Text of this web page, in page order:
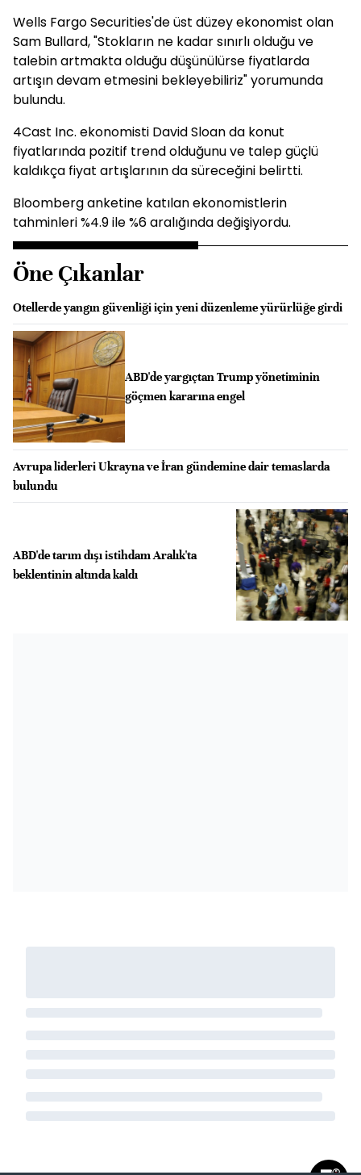
Wells Fargo Securities'de üst düzey ekonomist olan
Sam Bullard, "Stokların ne kadar sınırlı olduğu ve
talebin artmakta olduğu düşünülürse fiyatlarda
artışın devam etmesini bekleyebiliriz" yorumunda
bulundu.
4Cast Inc. ekonomisti David Sloan da konut
fiyatlarında pozitif trend olduğunu ve talep güçlü
kaldıkça fiyat artışlarının da süreceğini belirtti.
Bloomberg anketine katılan ekonomistlerin
tahminleri %4.9 ile %6 aralığında değişiyordu.
Öne Çıkanlar
Otellerde yangın güvenliği için yeni düzenleme yürürlüğe girdi
ABD'de yargıçtan Trump yönetiminin
göçmen kararına engel
Avrupa liderleri Ukrayna ve İran gündemine dair temaslarda
bulundu
ABD'de tarım dışı istihdam Aralık'ta
beklentinin altında kaldı